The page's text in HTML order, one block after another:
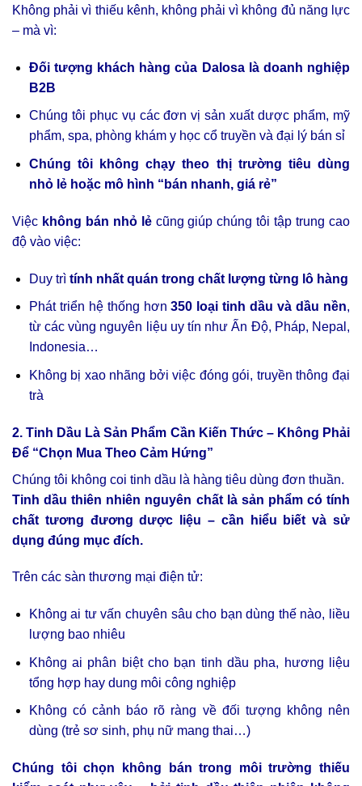
Không phải vì thiếu kênh, không phải vì không đủ năng lực
– mà vì:
Đối tượng khách hàng của Dalosa là doanh nghiệp
B2B
Chúng tôi phục vụ các đơn vị sản xuất dược phẩm, mỹ
phẩm, spa, phòng khám y học cổ truyền và đại lý bán sỉ
Chúng tôi không chạy theo thị trường tiêu dùng
nhỏ lẻ hoặc mô hình “bán nhanh, giá rẻ”
Việc không bán nhỏ lẻcũng giúp chúng tôi tập trung cao
độ vào việc:
Duy trì tính nhất quán trong chất lượng từng lô hàng
Phát triển hệ thống hơn350 loại tinh dầu và dầu nền,
từ các vùng nguyên liệu uy tín như Ấn Độ, Pháp, Nepal,
Indonesia…
Không bị xao nhãng bởi việc đóng gói, truyền thông đại
trà
2. Tinh Dầu Là Sản Phẩm Cần Kiến Thức – Không Phải
Để “Chọn Mua Theo Cảm Hứng”
Chúng tôi không coi tinh dầu là hàng tiêu dùng đơn thuần.
Tinh dầu thiên nhiên nguyên chất là sản phẩm có tính
chất tương đương dược liệu – cần hiểu biết và sử
dụng đúng mục đích.
Trên các sàn thương mại điện tử:
Không ai tư vấn chuyên sâu cho bạn dùng thế nào, liều
lượng bao nhiêu
Không ai phân biệt cho bạn tinh dầu pha, hương liệu
tổng hợp hay dung môi công nghiệp
Không có cảnh báo rõ ràng về đối tượng không nên
dùng (trẻ sơ sinh, phụ nữ mang thai…)
Chúng tôi chọn không bán trong môi trường thiếu